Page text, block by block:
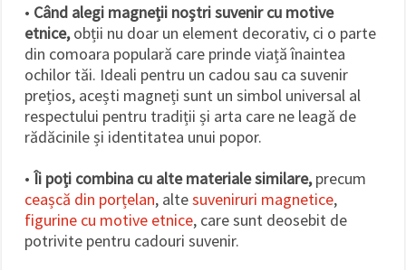
• Când alegi magneții noștri suvenir cu motive
etnice,obții nu doar un element decorativ, ci o parte
din comoara populară care prinde viață înaintea
ochilor tăi. Ideali pentru un cadou sau ca suvenir
prețios, acești magneți sunt un simbol universal al
respectului pentru tradiții și arta care ne leagă de
rădăcinile și identitatea unui popor.
• Îi poți combina cu alte materiale similare,precum
ceașcă din porțelan, altesuveniruri magnetice,
figurine cu motive etnice, care sunt deosebit de
potrivite pentru cadouri suvenir.